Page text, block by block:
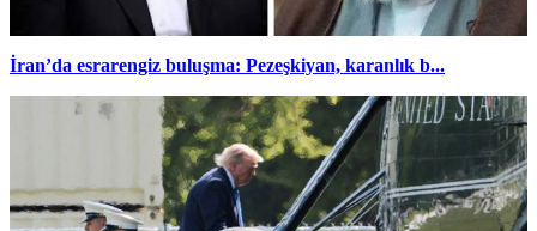
İran’da esrarengiz buluşma: Pezeşkiyan, karanlık b...